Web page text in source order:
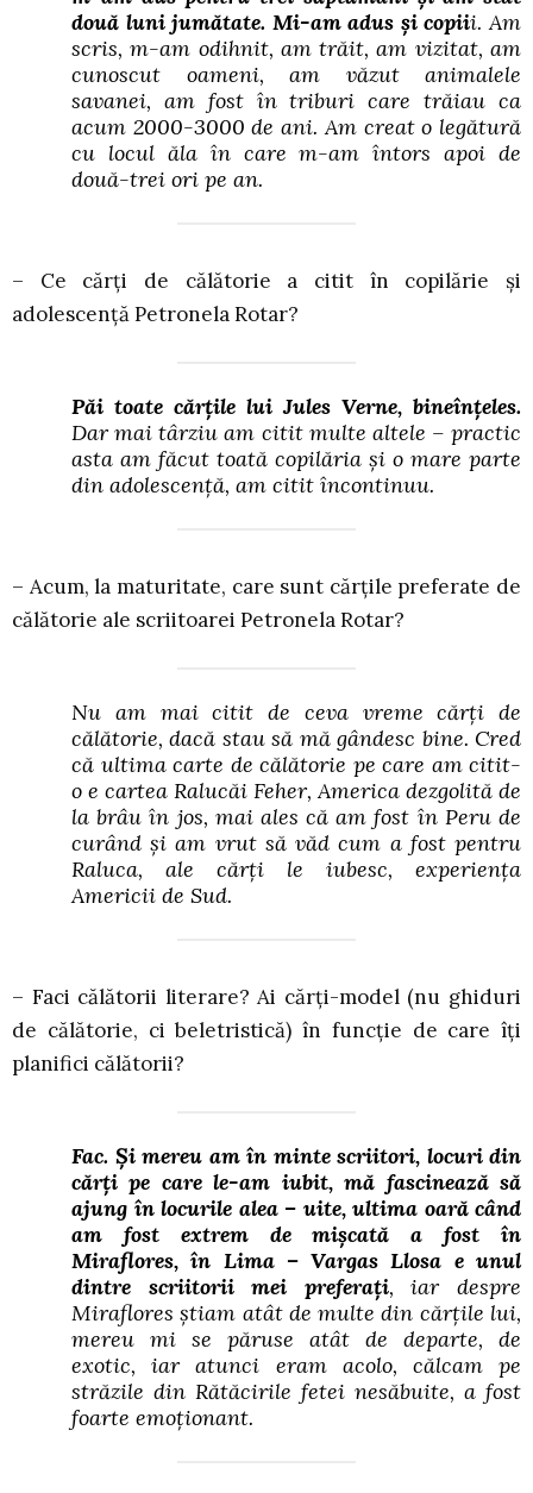
două luni jumătate. Mi-am adus și copiii. Am
scris, m-am odihnit, am trăit, am vizitat, am
cunoscut oameni, am văzut animalele
savanei, am fost în triburi care trăiau ca
acum 2000-3000 de ani. Am creat o legătură
cu locul ăla în care m-am întors apoi de
două-trei ori pe an.
– Ce cărți de călătorie a citit în copilărie și
adolescență Petronela Rotar?
Păi toate cărțile lui Jules Verne, bineînțeles.
Dar mai târziu am citit multe altele – practic
asta am făcut toată copilăria și o mare parte
din adolescență, am citit încontinuu.
– Acum, la maturitate, care sunt cărțile preferate de
călătorie ale scriitoarei Petronela Rotar?
Nu am mai citit de ceva vreme cărți de
călătorie, dacă stau să mă gândesc bine. Cred
că ultima carte de călătorie pe care am citit-
o e cartea Ralucăi Feher, America dezgolită de
la brâu în jos, mai ales că am fost în Peru de
curând și am vrut să văd cum a fost pentru
Raluca, ale cărți le iubesc, experiența
Americii de Sud.
– Faci călătorii literare? Ai cărți-model (nu ghiduri
de călătorie, ci beletristică) în funcție de care îți
planifici călătorii?
Fac. Și mereu am în minte scriitori, locuri din
cărți pe care le-am iubit, mă fascinează să
ajung în locurile alea – uite, ultima oară când
am fost extrem de mișcată a fost în
Miraflores, în Lima – Vargas Llosa e unul
dintre scriitorii mei preferați, iar despre
Miraflores știam atât de multe din cărțile lui,
mereu mi se păruse atât de departe, de
exotic, iar atunci eram acolo, călcam pe
străzile din Rătăcirile fetei nesăbuite, a fost
foarte emoționant.